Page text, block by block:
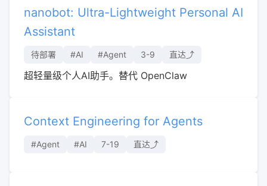
nanobot: Ultra-Lightweight Personal AI
Assistant
待部署 #AI #Agent 3-9 直达⤴︎
超轻量级个人AI助手。替代 OpenClaw
Context Engineering for Agents
#Agent #AI 7-19 直达⤴︎